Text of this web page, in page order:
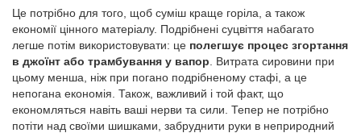
Це потрібно для того, щоб суміш краще горіла, а також
економії цінного матеріалу. Подрібнені суцвіття набагато
легше потім використовувати: це полегшує процес згортання
в джоїнт або трамбування у вапор . Витрата сировини при
цьому менша, ніж при погано подрібненому стафі, а це
непогана економія. Також, важливий і той факт, що
економляться навіть ваші нерви та сили. Тепер не потрібно
потіти над своїми шишками, забруднити руки в неприродний